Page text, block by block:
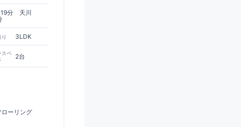
19分 天川
り 3LDK
スペ
2台
ローリング